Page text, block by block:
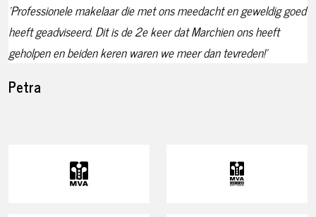
‘Professionele makelaar die met ons meedacht en geweldig goed
heeft geadviseerd. Dit is de 2e keer dat Marchien ons heeft
geholpen en beiden keren waren we meer dan tevreden!’
Petra